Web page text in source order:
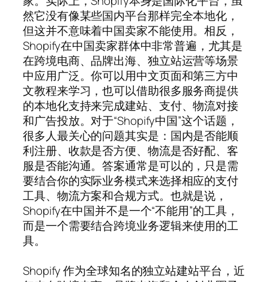
然它没有像某些国内平台那样完全本地化，
但这并不意味着中国卖家不能使用。相反，
Shopify在中国卖家群体中非常普遍，尤其是
在跨境电商、品牌出海、独立站运营等场景
中应用广泛。你可以用中文页面和第三方中
文教程来学习，也可以借助很多服务商提供
的本地化支持来完成建站、支付、物流对接
和广告投放。对于“Shopify中国”这个话题，
很多人最关心的问题其实是：国内是否能顺
利注册、收款是否方便、物流是否好配、客
服是否能沟通。答案通常是可以的，只是需
要结合你的实际业务模式来选择相应的支付
工具、物流方案和合规方式。也就是说，
Shopify在中国并不是一个“不能用”的工具，
而是一个需要结合跨境业务逻辑来使用的工
具。
Shopify 作为全球知名的独立站建站平台，近